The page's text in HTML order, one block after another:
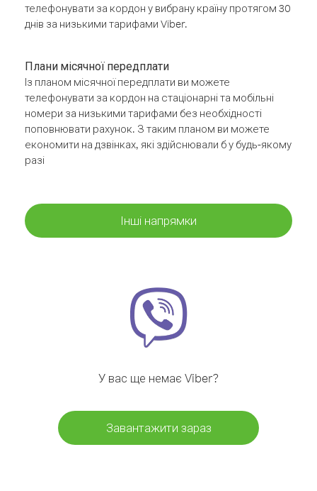
телефонувати за кордон у вибрану країну протягом 30
днів за низькими тарифами Viber.
Плани місячної передплати
Із планом місячної передплати ви можете
телефонувати за кордон на стаціонарні та мобільні
номери за низькими тарифами без необхідності
поповнювати рахунок. З таким планом ви можете
економити на дзвінках, які здійснювали б у будь-якому
разі
Інші напрямки
У вас ще немає Viber?
Завантажити зараз